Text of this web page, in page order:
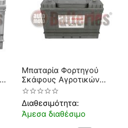
Μπαταρία Φορτηγού
Σκάφους Αγροτικών
μηχανημάτων Bosch
T3050 12V 105AH 800EN
Α Εκκίνησης
Διαθεσιμότητα:
Άμεσα διαθέσιμο